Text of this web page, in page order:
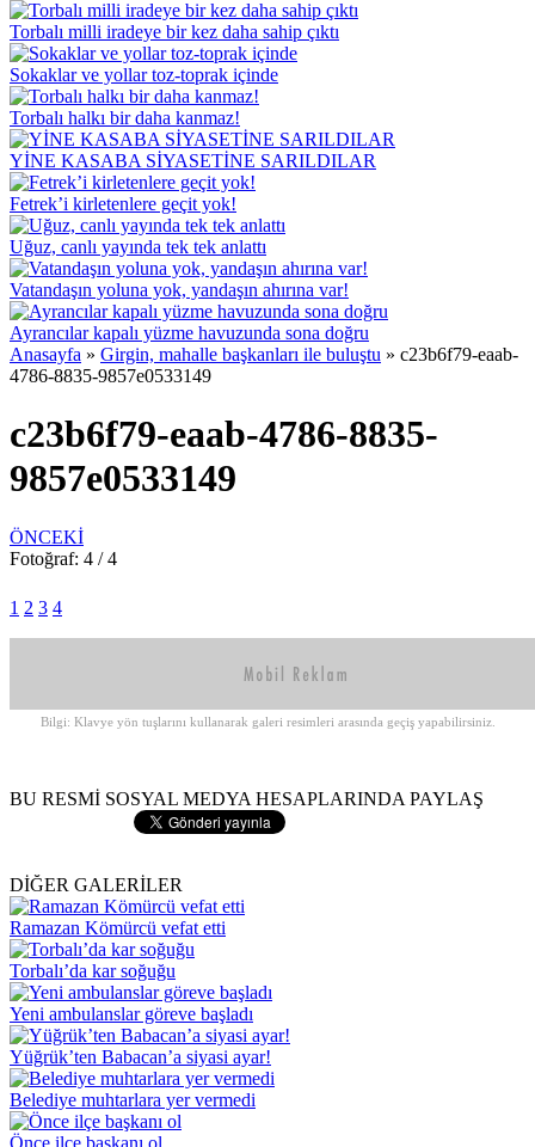
Torbalı milli iradeye bir kez daha sahip çıktı
Sokaklar ve yollar toz-toprak içinde
Torbalı halkı bir daha kanmaz!
YİNE KASABA SİYASETİNE SARILDILAR
Fetrek’i kirletenlere geçit yok!
Uğuz, canlı yayında tek tek anlattı
Vatandaşın yoluna yok, yandaşın ahırına var!
Ayrancılar kapalı yüzme havuzunda sona doğru
Anasayfa » Girgin, mahalle başkanları ile buluştu » c23b6f79-eaab-
4786-8835-9857e0533149
c23b6f79-eaab-4786-8835-
9857e0533149
ÖNCEKİ
Fotoğraf: 4 / 4
1 2 3 4
Bilgi: Klavye yön tuşlarını kullanarak galeri resimleri arasında geçiş yapabilirsiniz.
BU RESMİ SOSYAL MEDYA HESAPLARINDA PAYLAŞ
DİĞER GALERİLER
Ramazan Kömürcü vefat etti
Torbalı’da kar soğuğu
Yeni ambulanslar göreve başladı
Yüğrük’ten Babacan’a siyasi ayar!
Belediye muhtarlara yer vermedi
Önce ilçe başkanı ol